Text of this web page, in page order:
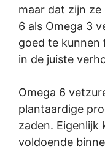
maar dat zijn ze
6 als Omega 3
goed te kunnen
in de juiste
Omega 6
plantaardige
zaden. Eigenlijk
voldoende